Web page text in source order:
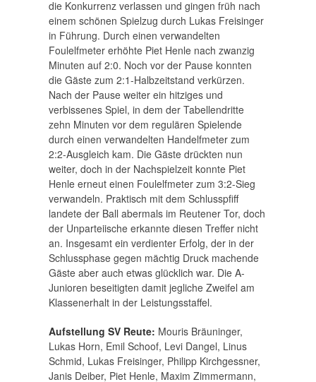
die Konkurrenz verlassen und gingen früh nach
einem schönen Spielzug durch Lukas Freisinger
in Führung. Durch einen verwandelten
Foulelfmeter erhöhte Piet Henle nach zwanzig
Minuten auf 2:0. Noch vor der Pause konnten
die Gäste zum 2:1-Halbzeitstand verkürzen.
Nach der Pause weiter ein hitziges und
verbissenes Spiel, in dem der Tabellendritte
zehn Minuten vor dem regulären Spielende
durch einen verwandelten Handelfmeter zum
2:2-Ausgleich kam. Die Gäste drückten nun
weiter, doch in der Nachspielzeit konnte Piet
Henle erneut einen Foulelfmeter zum 3:2-Sieg
verwandeln. Praktisch mit dem Schlusspfiff
landete der Ball abermals im Reutener Tor, doch
der Unparteiische erkannte diesen Treffer nicht
an. Insgesamt ein verdienter Erfolg, der in der
Schlussphase gegen mächtig Druck machende
Gäste aber auch etwas glücklich war. Die A-
Junioren beseitigten damit jegliche Zweifel am
Klassenerhalt in der Leistungsstaffel.
Aufstellung SV Reute: Mouris Bräuninger,
Lukas Horn, Emil Schoof, Levi Dangel, Linus
Schmid, Lukas Freisinger, Philipp Kirchgessner,
Janis Deiber, Piet Henle, Maxim Zimmermann,